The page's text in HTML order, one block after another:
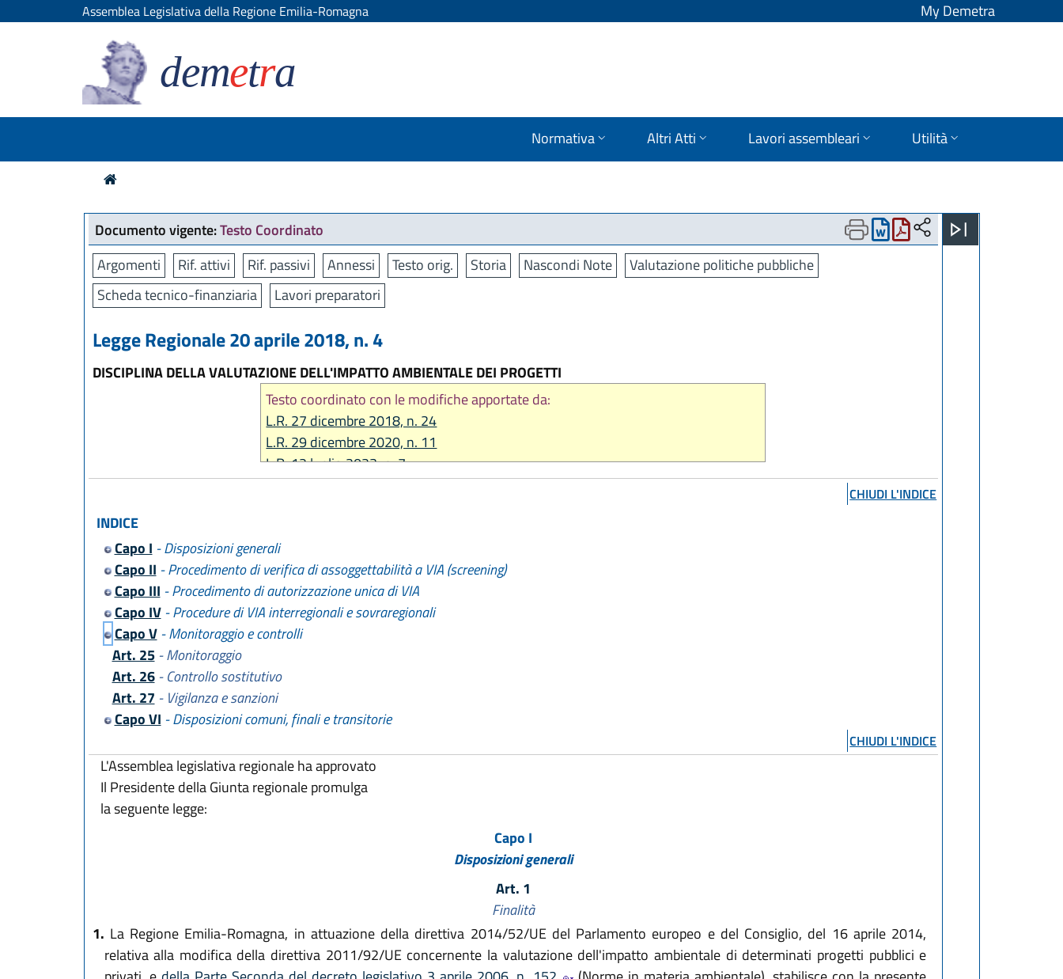
Assemblea Legislativa della Regione Emilia-Romagna My Demetra
demetra
Normativa Altri Atti Lavori assembleari Utilità
Documento vigente:Testo Coordinato
Argomenti
Rif. attivi Rif. passivi Annessi Testo orig. Storia Nascondi Note
Valutazione politiche pubbliche
Scheda tecnico-finanziaria
Lavori preparatori
Legge Regionale 20 aprile 2018, n. 4
DISCIPLINA DELLA VALUTAZIONE DELL'IMPATTO AMBIENTALE DEI PROGETTI
Testo coordinato con le modifiche apportate da:
L.R. 27 dicembre 2018, n. 24
L.R. 29 dicembre 2020, n. 11
L.R. 12 luglio 2023, n. 7
L.R. 14 giugno 2024, n. 7
CHIUDI L'INDICE
INDICE
Capo I - Disposizioni generali
Capo II - Procedimento di verifica di assoggettabilità a VIA (screening)
Capo III - Procedimento di autorizzazione unica di VIA
Capo IV- Procedure di VIA interregionali e sovraregionali
Capo V- Monitoraggio e controlli
Art. 25- Monitoraggio
Art. 26- Controllo sostitutivo
Art. 27 - Vigilanza e sanzioni
Capo VI - Disposizioni comuni, finali e transitorie
CHIUDI L'INDICE
L'Assemblea legislativa regionale ha approvato
Il Presidente della Giunta regionale promulga
la seguente legge:
Capo I
Disposizioni generali
Art. 1
Finalità
1. La Regione Emilia-Romagna, in attuazione della direttiva 2014/52/UE del Parlamento europeo e del Consiglio, del 16 aprile 2014,
relativa alla modifica della direttiva 2011/92/UE concernente la valutazione dell'impatto ambientale di determinati progetti pubblici e